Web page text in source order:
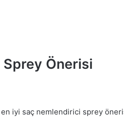
Önerisi
en iyi saç nemlendirici sprey